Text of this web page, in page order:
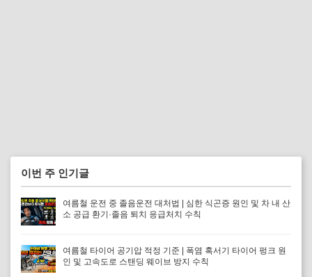
이번 주 인기글
여름철 운전 중 졸음운전 대처법 | 심한 식곤증 원인 및 차 내 산
소 공급 환기·졸음 퇴치 응급처치 수칙
여름철 타이어 공기압 적정 기준 | 폭염 혹서기 타이어 펑크 원
인 및 고속도로 스탠딩 웨이브 방지 수칙